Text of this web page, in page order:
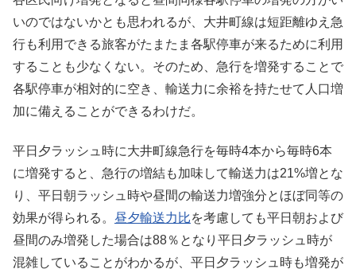
いのではないかとも思われるが、大井町線は短距離ゆえ急
行も利用できる旅客がたまたま各駅停車が来るために利用
することも少なくない。そのため、急行を増発することで
各駅停車が相対的に空き、輸送力に余裕を持たせて人口増
加に備えることができるわけだ。
平日夕ラッシュ時に大井町線急行を毎時4本から毎時6本
に増発すると、急行の増結も加味して輸送力は21%増とな
り、平日朝ラッシュ時や昼間の輸送力増強分とほぼ同等の
効果が得られる。 昼夕輸送力比を考慮しても平日朝および
昼間のみ増発した場合は88％となり平日夕ラッシュ時が
混雑していることがわかるが、平日夕ラッシュ時も増発が